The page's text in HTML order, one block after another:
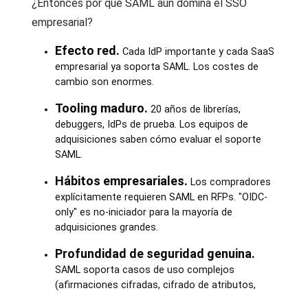
¿Entonces por qué SAML aún domina el SSO
empresarial?
Efecto red. Cada IdP importante y cada SaaS
empresarial ya soporta SAML. Los costes de
cambio son enormes.
Tooling maduro. 20 años de librerías,
debuggers, IdPs de prueba. Los equipos de
adquisiciones saben cómo evaluar el soporte
SAML.
Hábitos empresariales. Los compradores
explícitamente requieren SAML en RFPs. "OIDC-
only" es no-iniciador para la mayoría de
adquisiciones grandes.
Profundidad de seguridad genuina.
SAML soporta casos de uso complejos
(afirmaciones cifradas, cifrado de atributos,